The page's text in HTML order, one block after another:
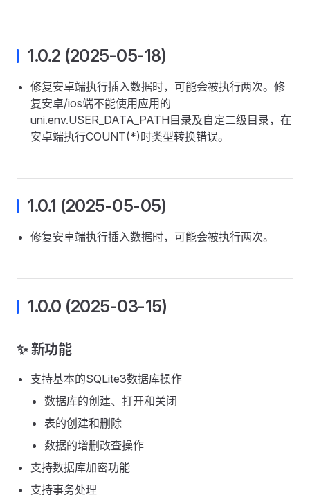
1.0.2 (2025-05-18)
修复安卓端执行插入数据时，可能会被执行两次。修
复安卓/ios端不能使用应用的
uni.env.USER_DATA_PATH目录及自定二级目录，在
安卓端执行COUNT(*)时类型转换错误。
1.0.1 (2025-05-05)
修复安卓端执行插入数据时，可能会被执行两次。
1.0.0 (2025-03-15)
✨ 新功能
支持基本的SQLite3数据库操作
数据库的创建、打开和关闭
表的创建和删除
数据的增删改查操作
支持数据库加密功能
支持事务处理